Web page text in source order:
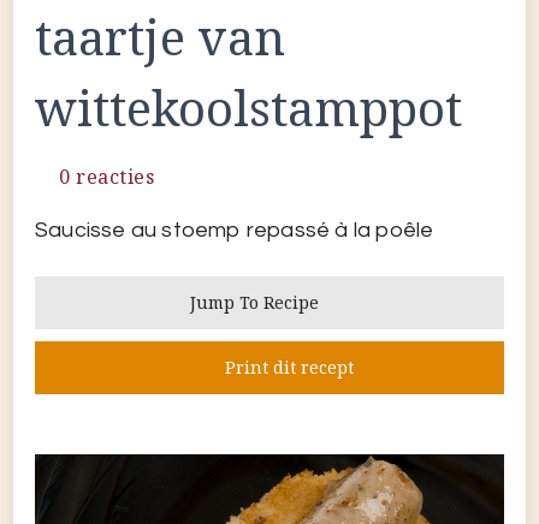
taartje van
wittekoolstamppot
0 reacties
Saucisse au stoemp repassé à la poêle
Jump To Recipe
Print dit recept